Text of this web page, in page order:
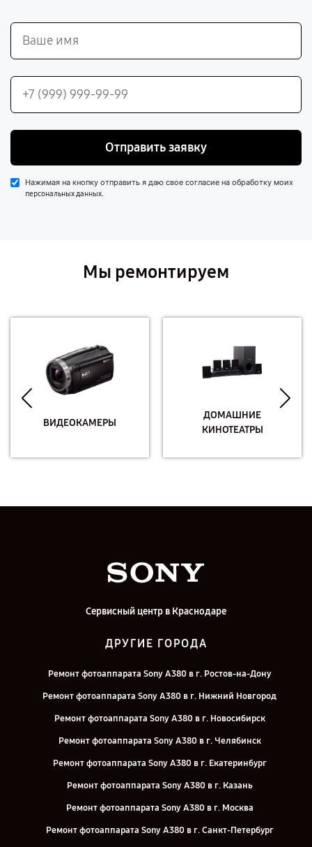
Отправить заявку
Нажимая на кнопку отправить я даю свое согласие на обработку моих
персональных данных.
Мы ремонтируем
ВИДЕОКАМЕРЫ
ДОМАШНИЕ
КИНОТЕАТРЫ
Сервисный центр в Краснодаре
ДРУГИЕ ГОРОДА
Ремонт фотоаппарата Sony A380 в г. Ростов-на-Дону
Ремонт фотоаппарата Sony A380 в г. Нижний Новгород
Ремонт фотоаппарата Sony A380 в г. Новосибирск
Ремонт фотоаппарата Sony A380 в г. Челябинск
Ремонт фотоаппарата Sony A380 в г. Екатеринбург
Ремонт фотоаппарата Sony A380 в г. Казань
Ремонт фотоаппарата Sony A380 в г. Москва
Ремонт фотоаппарата Sony A380 в г. Санкт-Петербург